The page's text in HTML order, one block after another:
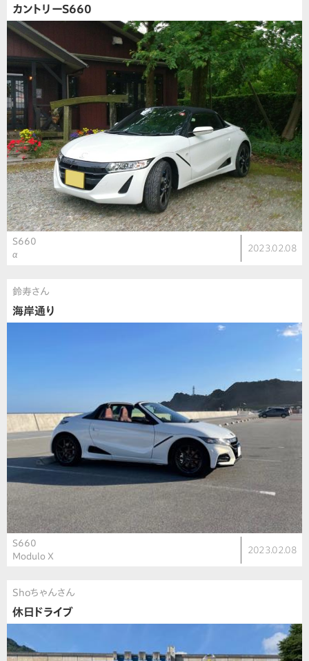
カントリーS660
S660
α
2023.02.08
鈴寿さん
海岸通り
S660
Modulo X
2023.02.08
Shoちゃんさん
休日ドライブ